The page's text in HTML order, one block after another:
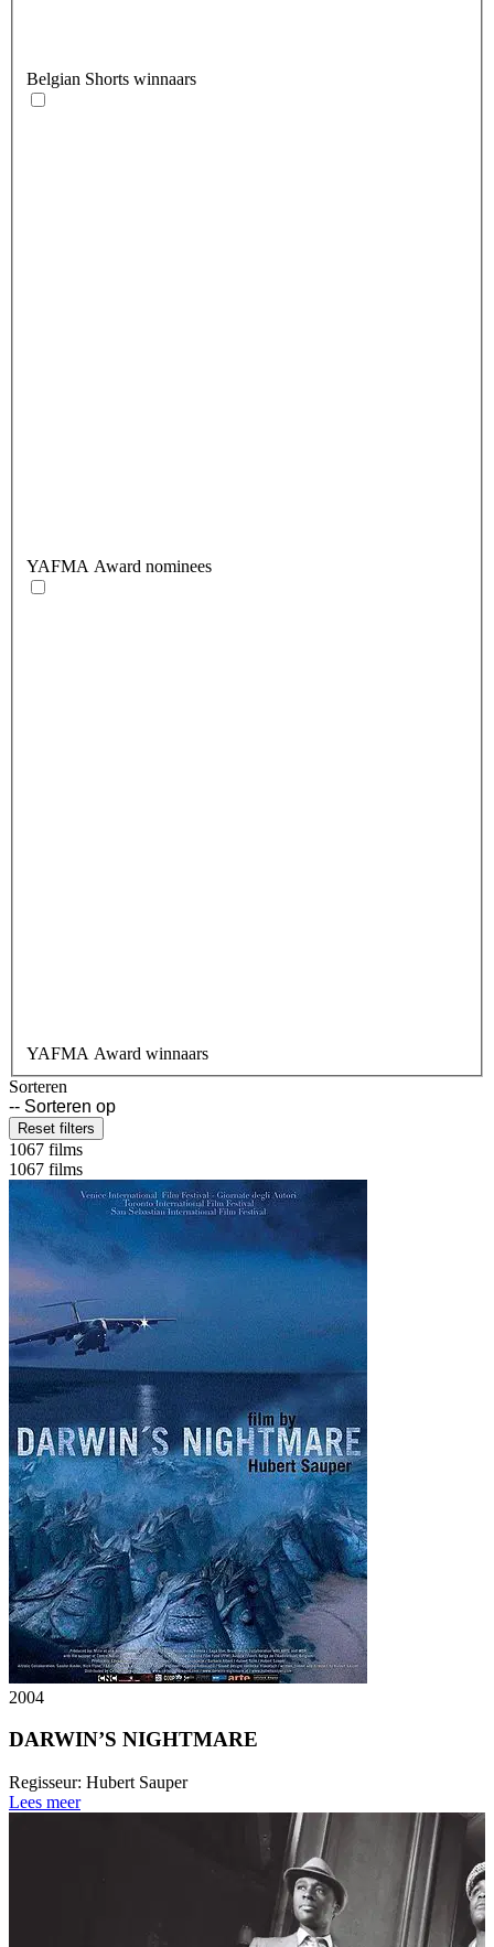
Belgian Shorts winnaars
YAFMA Award nominees
YAFMA Award winnaars
Sorteren
Reset filters
1067 films
1067 films
2004
DARWIN’S NIGHTMARE
Regisseur: Hubert Sauper
Lees meer